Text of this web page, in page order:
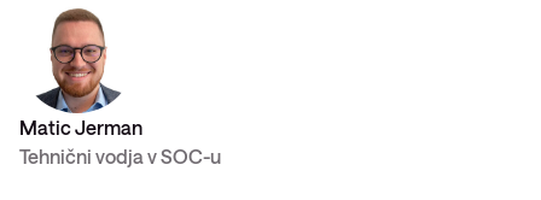
Matic Jerman
Tehnični vodja v SOC-u